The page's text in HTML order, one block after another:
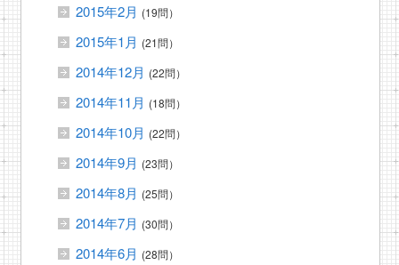
2015年2月 (19問）
2015年1月 (21問）
2014年12月 (22問）
2014年11月 (18問）
2014年10月 (22問）
2014年9月 (23問）
2014年8月 (25問）
2014年7月 (30問）
2014年6月 (28問）